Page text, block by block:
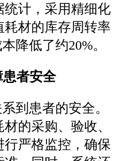
计，采用精细化
材的库存周转率
降低了约20%。
者安全
到患者的安全。
的采购、验收、
严格监控，确保